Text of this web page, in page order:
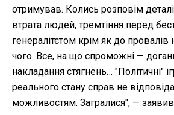
отримував. Колись розповім
втрата людей, тремтіння перед
генералітєтом крім як до провалів
чого. Все, на що спроможні —
накладання стягнень… "Політичні"
реального стану справ не
можливостям. Загралися", —